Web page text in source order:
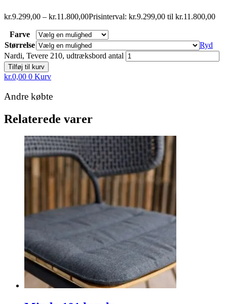
kr.9.299,00 – kr.11.800,00Prisinterval: kr.9.299,00 til kr.11.800,00
Farve
Størrelse
Ryd
Nardi, Tevere 210, udtræksbord antal
Tilføj til kurv
kr.0,00 0 Kurv
Andre købte
Relaterede varer